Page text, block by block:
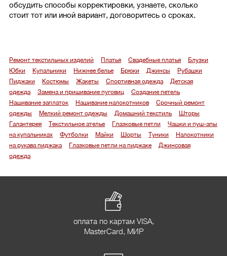
обсудить способы корректировки, узнаете, сколько
стоит тот или иной вариант, договоритесь о сроках.
Ремонт текстильных изделий Платья Свадебные платья
Блузки
Юбки
Купальники Нижнее белье Брюки Джинсы
Рубашки
Пиджаки
Костюмы Жакеты Спортивная одежда
Детская
одежда
Замена и пришивание пуговиц
Создание петель
Нашивание заплаток
Нашивание налокотников
Срочный ремонт
одежды
Мелкий ремонт одежды Домашний текстиль
Шторы
Галантерея
Текстильное ателье Глазковые петли
Чашки и пуш-апы
на купальниках
Футболки Майки Шорты Туники
Налокотники
на рукава пиджака
Глазковые петли на пиджаке
Джинсовая
одежда
оплата по картам VISA,
MasterCard, МИР